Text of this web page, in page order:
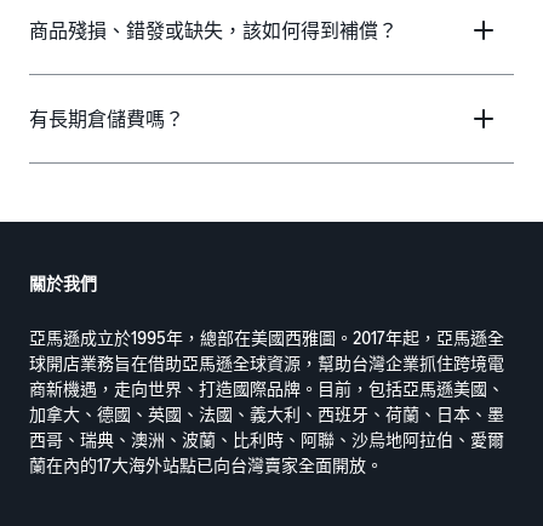
商品殘損、錯發或缺失，該如何得到補償？
有長期倉儲費嗎？
關於我們
亞馬遜成立於1995年，總部在美國西雅圖。2017年起，亞馬遜全
球開店業務旨在借助亞馬遜全球資源，幫助台灣企業抓住跨境電
商新機遇，走向世界、打造國際品牌。目前，包括亞馬遜美國、
加拿大、德國、英國、法國、義大利、西班牙、荷蘭、日本、墨
西哥、瑞典、澳洲、波蘭、比利時、阿聯、沙烏地阿拉伯、愛爾
蘭在內的17大海外站點已向台灣賣家全面開放。